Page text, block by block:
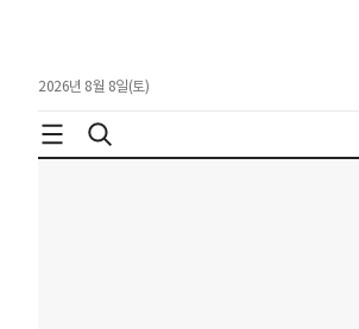
2026년 8월 8일(토)